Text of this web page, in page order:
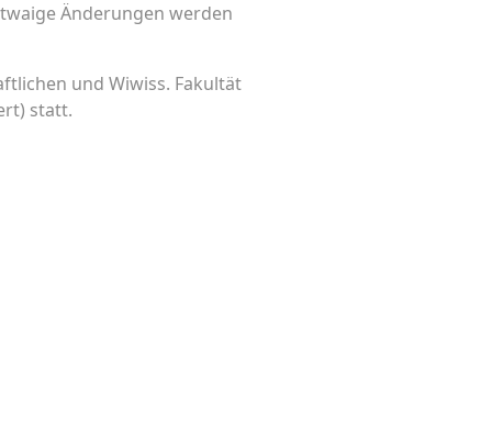
Änderungen werden
und Wiwiss. Fakultät
statt.